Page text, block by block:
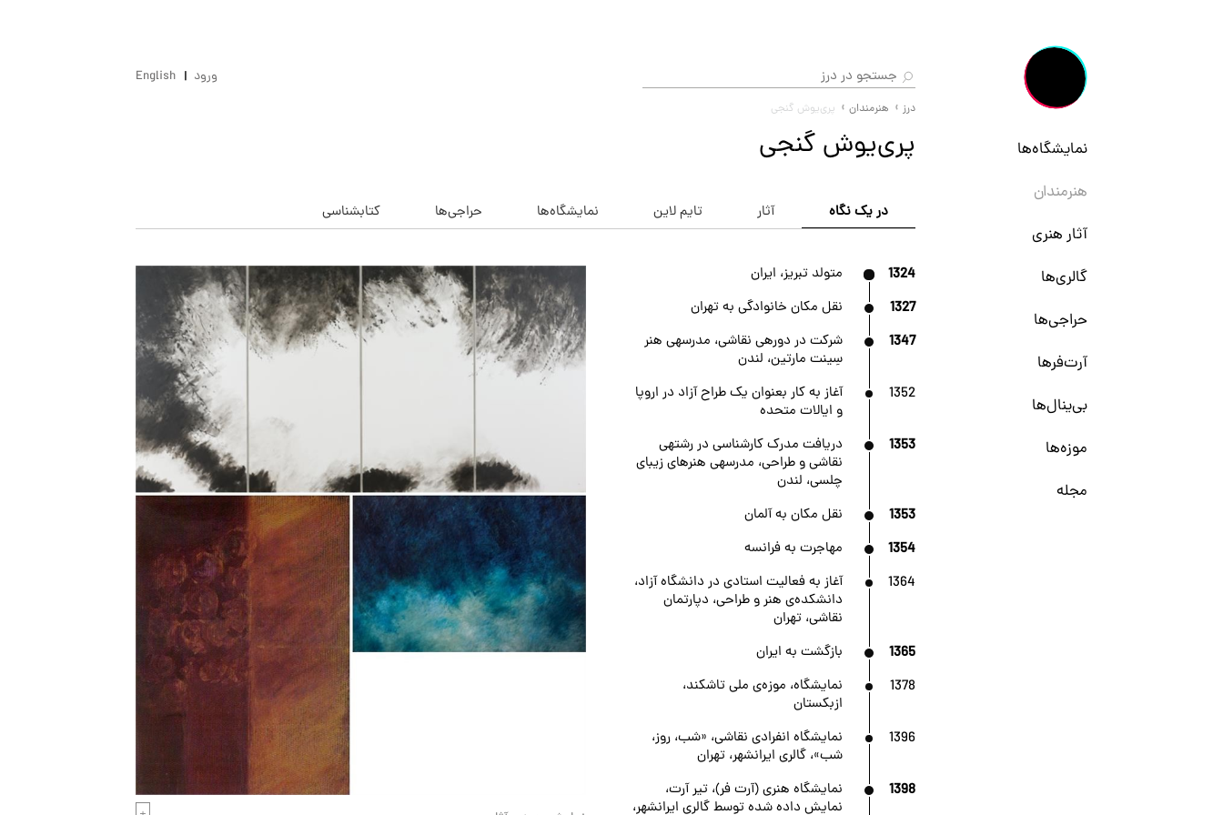
ورود English
نمایشگاه‌ها
هنرمندان
آثار هنری
گالری‌ها
حراجی‌ها
آرت‌فرها
بی‌ینال‌ها
موزه‌ها
مجله
درز هنرمندان پری‌یوش گنجی
پری‌یوش گنجی
در یک نگاه آثار تایم لاین نمایشگاه‌ها حراجی‌ها کتابشناسی
1324 متولد تبریز، ایران
1327 نقل مکان خانوادگی به تهران
1347
شرکت در دوره‎ی نقاشی، مدرسه‏‎ی هنر
سِینت مارتین، لندن
1352
آغاز به کار بعنوان یک طراح آزاد در اروپا
و ایالات متحده
1353
دریافت مدرک کارشناسی در رشته‎ی
نقاشی و طراحی، مدرسه‎ی هنرهای زیبای
چلسی، لندن
1353 نقل مکان به آلمان
1354 مهاجرت به فرانسه
1364
آغاز به فعالیت استادی در دانشگاه آزاد،
دانشکده‌ی هنر و طراحی، دپارتمان
نقاشی، تهران
1365 بازگشت به ایران
1378
نمایشگاه، موزه‌ی ملی تاشکند،
ازبکستان
1396
نمایشگاه انفرادی نقاشی، «شب، روز،
شب»، گالری ایرانشهر، تهران
1398
نمایشگاه هنری (آرت فر)، تیر آرت،
نمایش داده شده توسط گالری ایرانشهر،